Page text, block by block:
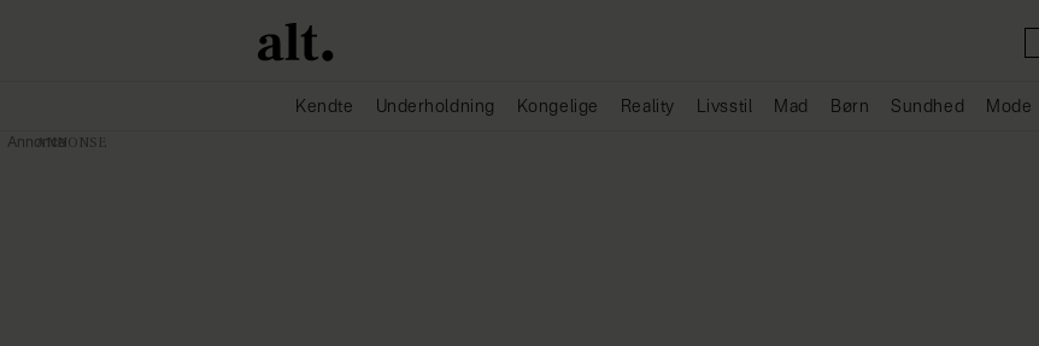
Kendte Underholdning Kongelige Reality Livsstil Mad Børn Sundhed Mode
Annonce